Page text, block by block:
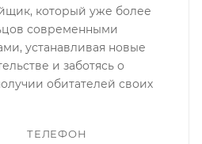
который уже более
современными
устанавливая новые
и заботясь о
обитателей своих
ТЕЛЕФОН